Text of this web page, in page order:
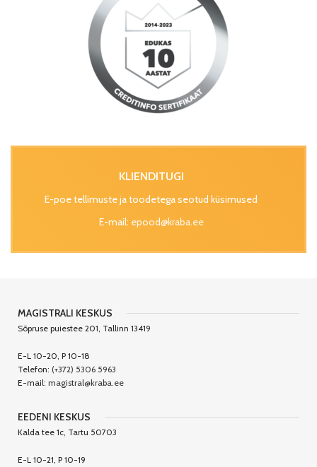
KLIENDITUGI
E-poe tellimuste ja toodetega seotud küsimused
E-mail: epood@kraba.ee
MAGISTRALI KESKUS
Sõpruse puiestee 201, Tallinn 13419
E-L 10-20, P 10-18
Telefon: (+372) 5306 5963
E-mail: magistral@kraba.ee
EEDENI KESKUS
Kalda tee 1c, Tartu 50703
E-L 10-21, P 10-19